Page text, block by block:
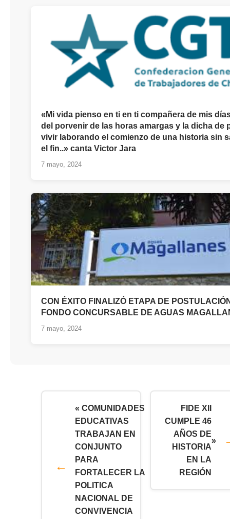
«Mi vida pienso en ti en ti compañera de mis
del porvenir de las horas amargas y la dicha de
vivir laborando el comienzo de una historia sin
el fin..» canta Victor Jara
7 mayo, 2024
CON ÉXITO FINALIZÓ ETAPA DE
FONDO CONCURSABLE DE AGUAS
7 mayo, 2024
« COMUNIDADES
EDUCATIVAS
TRABAJAN EN
CONJUNTO
PARA
FORTALECER LA
POLITICA
NACIONAL DE
CONVIVENCIA
FIDE XII
CUMPLE 46
AÑOS DE
HISTORIA
EN LA
REGIÓN
»